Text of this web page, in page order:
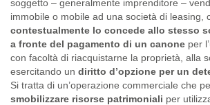
soggetto – generalmente imprenditore –
immobile o mobile ad una società di leasing,
contestualmente lo concede allo stesso
a fronte del pagamento di un canone per
con facoltà di riacquistarne la proprietà, alla
esercitando un diritto d’opzione per un
Si tratta di un’operazione commerciale che
smobilizzare risorse patrimoniali per